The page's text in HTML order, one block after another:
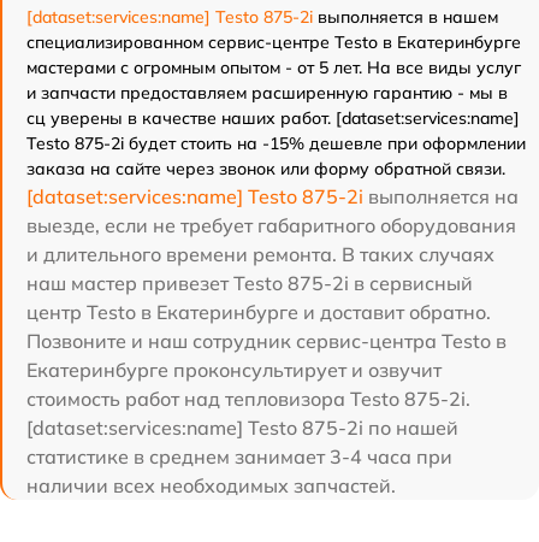
[dataset:services:name] Testo 875-2i выполняется в нашем
специализированном сервис-центре Testo в Екатеринбурге
мастерами с огромным опытом - от 5 лет. На все виды услуг
и запчасти предоставляем расширенную гарантию - мы в
сц уверены в качестве наших работ. [dataset:services:name]
Testo 875-2i будет стоить на -15% дешевле при оформлении
заказа на сайте через звонок или форму обратной связи.
[dataset:services:name] Testo 875-2i выполняется на
выезде, если не требует габаритного оборудования
и длительного времени ремонта. В таких случаях
наш мастер привезет Testo 875-2i в сервисный
центр Testo в Екатеринбурге и доставит обратно.
Позвоните и наш сотрудник сервис-центра Testo в
Екатеринбурге проконсультирует и озвучит
стоимость работ над тепловизора Testo 875-2i.
[dataset:services:name] Testo 875-2i по нашей
статистике в среднем занимает 3-4 часа при
наличии всех необходимых запчастей.